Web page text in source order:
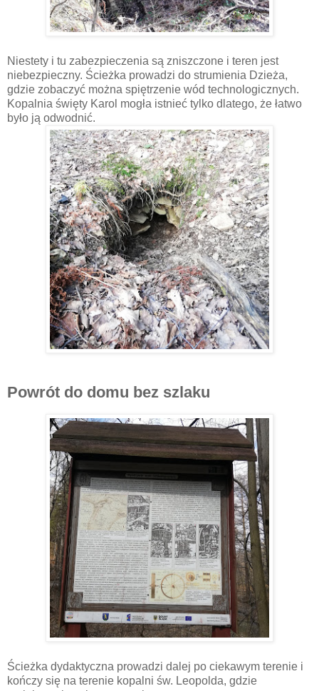
Niestety i tu zabezpieczenia są zniszczone i teren jest
niebezpieczny. Ścieżka prowadzi do strumienia Dzieża,
gdzie zobaczyć można spiętrzenie wód technologicznych.
Kopalnia święty Karol mogła istnieć tylko dlatego, że łatwo
było ją odwodnić.
Powrót do domu bez szlaku
Ścieżka dydaktyczna prowadzi dalej po ciekawym terenie i
kończy się na terenie kopalni św. Leopolda, gdzie